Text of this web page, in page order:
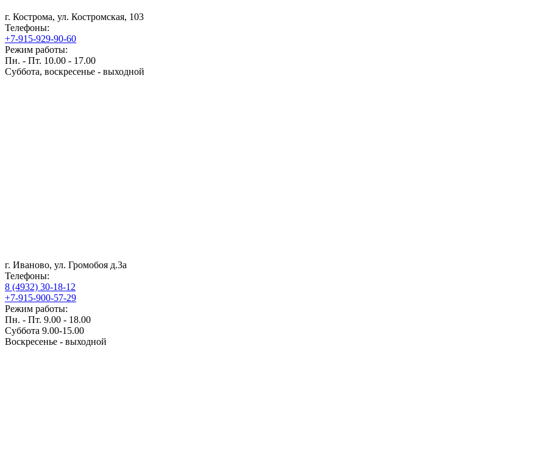
г. Кострома, ул. Костромская, 103
Телефоны:
+7-915-929-90-60
Режим работы:
Пн. - Пт. 10.00 - 17.00
Суббота, воскресенье - выходной
г. Иваново, ул. Громобоя д.3а
Телефоны:
8 (4932) 30-18-12
+7-915-900-57-29
Режим работы:
Пн. - Пт. 9.00 - 18.00
Суббота 9.00-15.00
Воскресенье - выходной